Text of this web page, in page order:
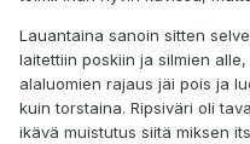
Lauantaina sanoin sitten
laitettiin poskiin ja silmien
alaluomien rajaus jäi pois ja
kuin torstaina. Ripsiväri oli
ikävä muistutus siitä miksen